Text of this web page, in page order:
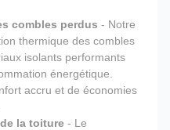
combles perdus - Notre
thermique des combles
isolants performants
énergétique.
accru et de économies
la toiture - Le